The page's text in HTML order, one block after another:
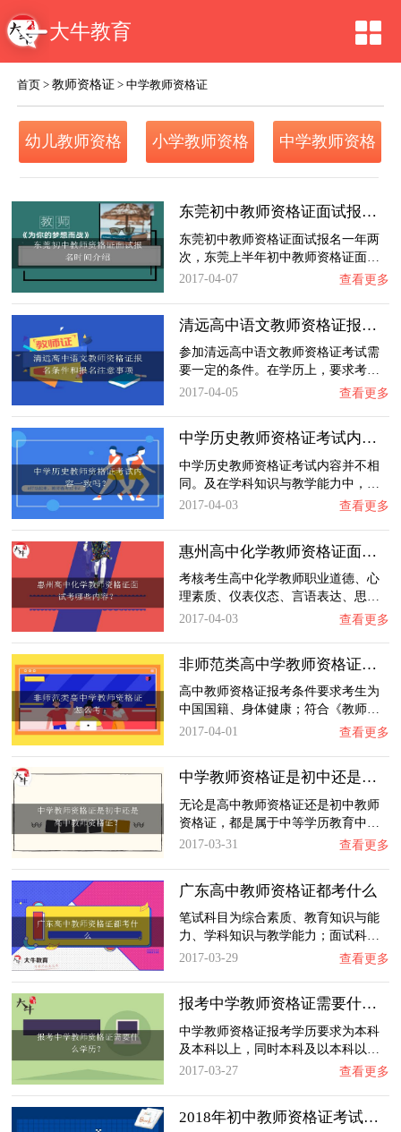
大牛教育
首页 >教师资格证 >中学教师资格证
幼儿教师资格
证
小学教师资格
证
中学教师资格
证
东莞初中教师资格证面试报名时间介绍
东莞初中教师资格证面试报名一年两
次，东莞上半年初中教师资格证面…
2017-04-07
查看更多
清远高中语文教师资格证报名条件和报名注意事…
参加清远高中语文教师资格证考试需
要一定的条件。在学历上，要求考…
2017-04-05
查看更多
中学历史教师资格证考试内容一致吗？
中学历史教师资格证考试内容并不相
同。及在学科知识与教学能力中，…
2017-04-03
查看更多
惠州高中化学教师资格证面试考哪些内容？
考核考生高中化学教师职业道德、心
理素质、仪表仪态、言语表达、思…
2017-04-03
查看更多
非师范类高中学教师资格证怎么考
高中教师资格证报考条件要求考生为
中国国籍、身体健康；符合《教师…
2017-04-01
查看更多
中学教师资格证是初中还是高中教师资格证？
无论是高中教师资格证还是初中教师
资格证，都是属于中等学历教育中…
2017-03-31
查看更多
广东高中教师资格证都考什么
笔试科目为综合素质、教育知识与能
力、学科知识与教学能力；面试科…
2017-03-29
查看更多
报考中学教师资格证需要什么学历？
中学教师资格证报考学历要求为本科
及本科以上，同时本科及以本科以…
2017-03-27
查看更多
2018年初中教师资格证考试时间介绍